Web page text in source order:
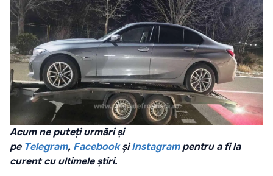
Acum ne puteți urmări și
pe Telegram, FacebookșiInstagrampentru a fi la
curent cu ultimele știri.